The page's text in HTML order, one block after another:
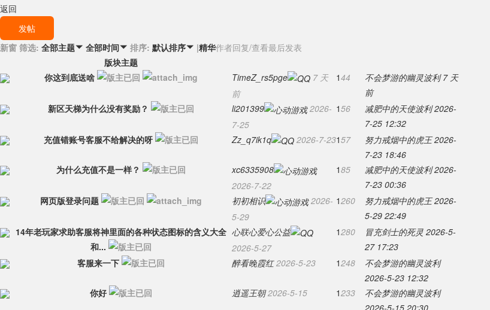
返回
发帖
新窗 筛选: 全部主题 全部时间  排序: 默认排序 |精华作者回复/查看最后发表
版块主题
你这到底送啥
TimeZ_rs5pge
7 天
前
144 不会梦游的幽灵波利 7 天
前
新区天梯为什么没有奖励？
li201399
2026-
7-25
156 减肥中的天使波利 2026-
7-25 12:32
充值错账号客服不给解决的呀
Zz_q7ik1q 2026-7-23157 努力戒烟中的虎王 2026-
7-23 18:46
为什么充值不是一样？
xc6335908
2026-7-22
185 减肥中的天使波利 2026-
7-23 00:36
网页版登录问题
初初相识
2026-
5-29
1260 努力戒烟中的虎王 2026-
5-29 22:49
14年老玩家求助客服将神里面的各种状态图标的含义大全
和...
心联心爱心公益
2026-5-27
1280 冒充剑士的死灵 2026-5-
27 17:23
客服来一下
醉看晚霞红 2026-5-23 1248
不会梦游的幽灵波利
2026-5-23 12:32
你好
逍遥王朝 2026-5-15 1233
不会梦游的幽灵波利
2026-5-15 20:30